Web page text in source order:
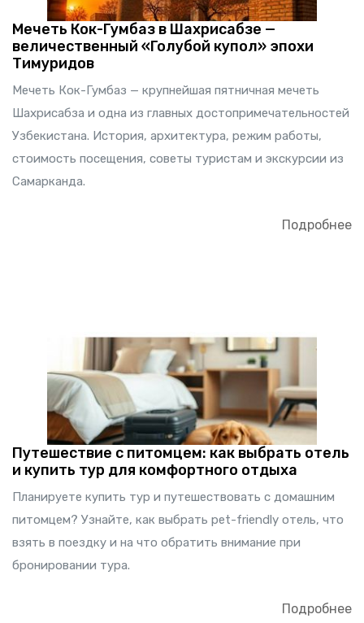
Мечеть Кок-Гумбаз в Шахрисабзе —
величественный «Голубой купол» эпохи
Тимуридов
Мечеть Кок-Гумбаз — крупнейшая пятничная мечеть
Шахрисабза и одна из главных достопримечательностей
Узбекистана. История, архитектура, режим работы,
стоимость посещения, советы туристам и экскурсии из
Самарканда.
Подробнее
Путешествие с питомцем: как выбрать отель
и купить тур для комфортного отдыха
Планируете купить тур и путешествовать с домашним
питомцем? Узнайте, как выбрать pet-friendly отель, что
взять в поездку и на что обратить внимание при
бронировании тура.
Подробнее